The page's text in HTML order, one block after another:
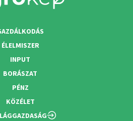
ÉLELMISZER
INPUT
BORÁSZAT
PÉNZ
KÖZÉLET